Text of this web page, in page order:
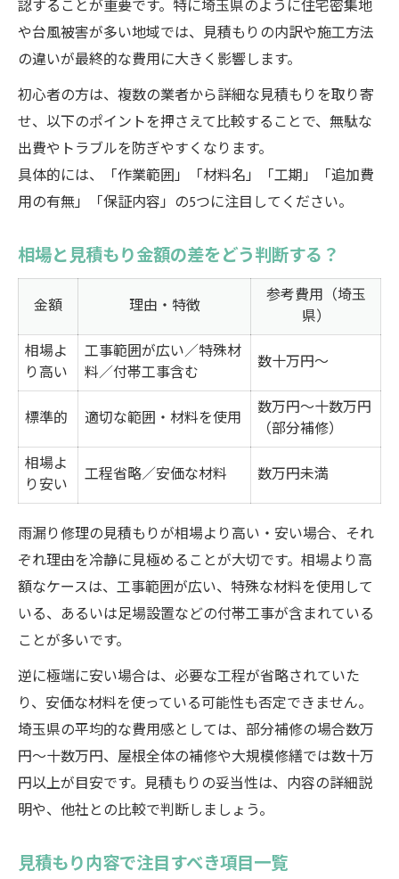
認することが重要です。特に埼玉県のように住宅密集地
や台風被害が多い地域では、見積もりの内訳や施工方法
の違いが最終的な費用に大きく影響します。
初心者の方は、複数の業者から詳細な見積もりを取り寄
せ、以下のポイントを押さえて比較することで、無駄な
出費やトラブルを防ぎやすくなります。
具体的には、「作業範囲」「材料名」「工期」「追加費
用の有無」「保証内容」の5つに注目してください。
相場と見積もり金額の差をどう判断する？
金額 理由・特徴
参考費用（埼玉
県）
相場よ
り高い
工事範囲が広い／特殊材
料／付帯工事含む
数十万円～
標準的 適切な範囲・材料を使用
数万円～十数万円
（部分補修）
相場よ
り安い
工程省略／安価な材料 数万円未満
雨漏り修理の見積もりが相場より高い・安い場合、それ
ぞれ理由を冷静に見極めることが大切です。相場より高
額なケースは、工事範囲が広い、特殊な材料を使用して
いる、あるいは足場設置などの付帯工事が含まれている
ことが多いです。
逆に極端に安い場合は、必要な工程が省略されていた
り、安価な材料を使っている可能性も否定できません。
埼玉県の平均的な費用感としては、部分補修の場合数万
円〜十数万円、屋根全体の補修や大規模修繕では数十万
円以上が目安です。見積もりの妥当性は、内容の詳細説
明や、他社との比較で判断しましょう。
見積もり内容で注目すべき項目一覧